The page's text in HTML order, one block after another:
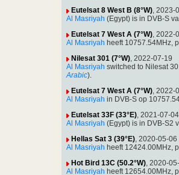
Eutelsat 8 West B (8°W), 2023-
Al Masriyah (Egypt) is in DVB-S
Eutelsat 7 West A (7°W), 2022-
Al Masriyah heeft 10757.54MHz,
Nilesat 301 (7°W), 2022-07-19
Al Masriyah switched to Nilesat
Arabic).
Eutelsat 7 West A (7°W), 2022-
Al Masriyah in DVB-S op
Eutelsat 33F (33°E), 2021-07-04
Al Masriyah (Egypt) is in DVB-S2
Hellas Sat 3 (39°E), 2020-05-06
Al Masriyah heeft 12424.00MHz,
Hot Bird 13C (50.2°W), 2020-
Al Masriyah heeft 12654.00MHz,